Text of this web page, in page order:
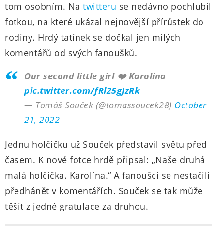
tom osobním. Na twitteru se nedávno pochlubil
fotkou, na které ukázal nejnovější přírůstek do
rodiny. Hrdý tatínek se dočkal jen milých
komentářů od svých fanoušků.
Our second little girl ❤️ Karolína
pic.twitter.com/fRl25gJzRk
— Tomáš Souček (@tomassoucek28) October
21, 2022
Jednu holčičku už Souček představil světu před
časem. K nové fotce hrdě připsal: „Naše druhá
malá holčička. Karolína.“ A fanoušci se nestačili
předhánět v komentářích. Souček se tak může
těšit z jedné gratulace za druhou.